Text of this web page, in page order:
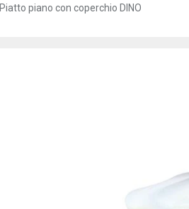
Piatto piano con coperchio DINO